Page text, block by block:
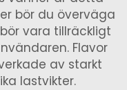
bör du överväga
vara tillräckligt
Flavor
av starkt
lastvikter.